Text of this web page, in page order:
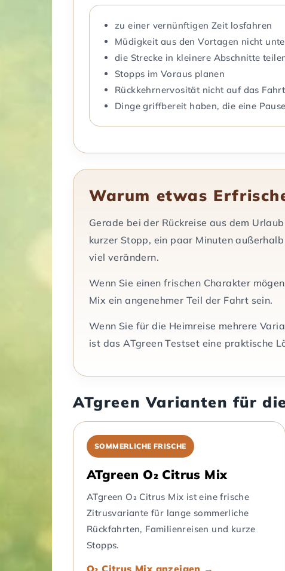
zu einer vernünftigen Zeit losfahren
Müdigkeit aus den Vortagen nicht
die Strecke in kleinere Abschnitte
Stopps im Voraus planen
Rückkehrnervosität nicht auf das
Dinge griffbereit haben, die eine
Warum etwas
Gerade bei der Rückreise aus dem
kurzer Stopp, ein paar Minuten
viel verändern.
Wenn Sie einen frischen Charakter
Mix ein angenehmer Teil der Fahrt sein.
Wenn Sie für die Heimreise mehrere
ist das ATgreen Testset eine praktische
ATgreen Varianten für
SOMMERLICHE FRISCHE
ATgreen O₂ Citrus Mix
ATgreen O₂ Citrus Mix ist eine frische
Zitrusvariante für lange sommerliche
Rückfahrten, Familienreisen und kurze
Stopps.